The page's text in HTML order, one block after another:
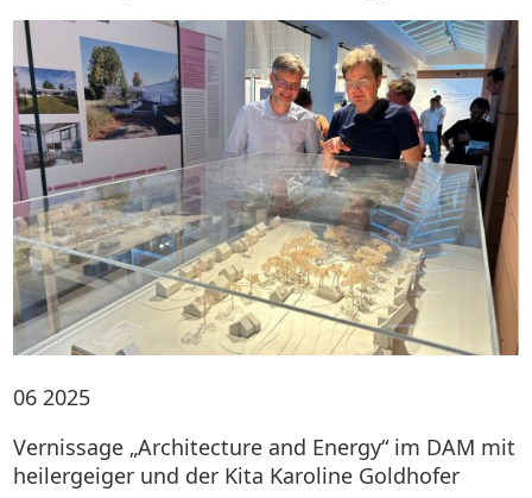
06 2025
Vernissage „Architecture and Energy“ im DAM mit
heilergeiger und der Kita Karoline Goldhofer